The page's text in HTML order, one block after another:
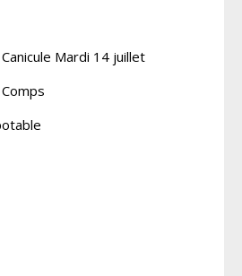
Mardi 14 juillet